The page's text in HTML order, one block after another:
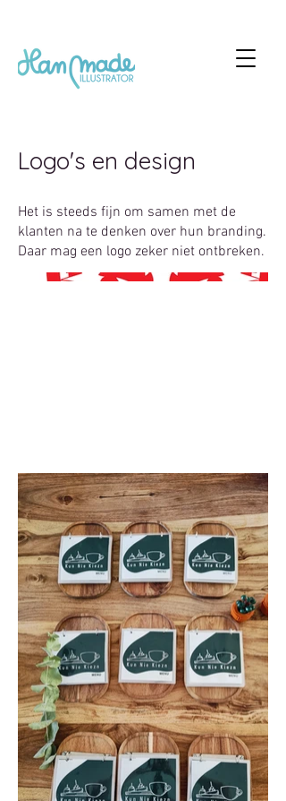
Logo's en design
Het is steeds fijn om samen met de
klanten na te denken over hun branding.
Daar mag een logo zeker niet ontbreken.